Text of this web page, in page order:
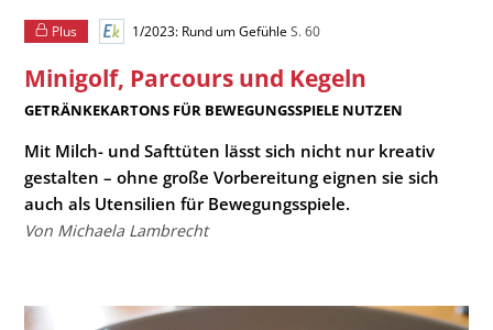
Plus 1/2023: Rund um GefühleS. 60
Minigolf, Parcours und Kegeln
:
GETRÄNKEKARTONS FÜR BEWEGUNGSSPIELE NUTZEN
Mit Milch- und Safttüten lässt sich nicht nur kreativ
gestalten – ohne große Vorbereitung eignen sie sich
auch als Utensilien für Bewegungsspiele.
Von Michaela Lambrecht